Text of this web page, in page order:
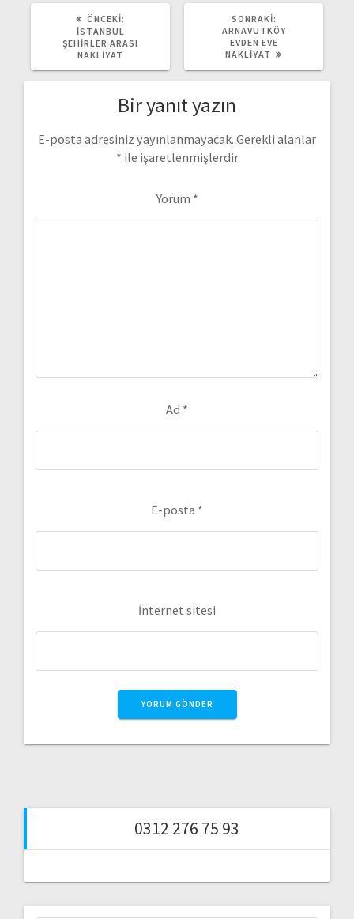
ÖNCEKI:
İSTANBUL
ŞEHIRLER ARASI
NAKLIYAT
SONRAKI:
YAZI:
ARNAVUTKÖY
EVDEN EVE
NAKLIYAT
Bir yanıt yazın
E-posta adresiniz yayınlanmayacak. Gerekli alanlar
* ile işaretlenmişlerdir
Yorum *
Ad *
E-posta *
İnternet sitesi
0312 276 75 93